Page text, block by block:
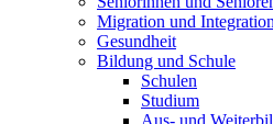
Migration und
Gesundheit
Bildung und Schule
Schulen
Studium